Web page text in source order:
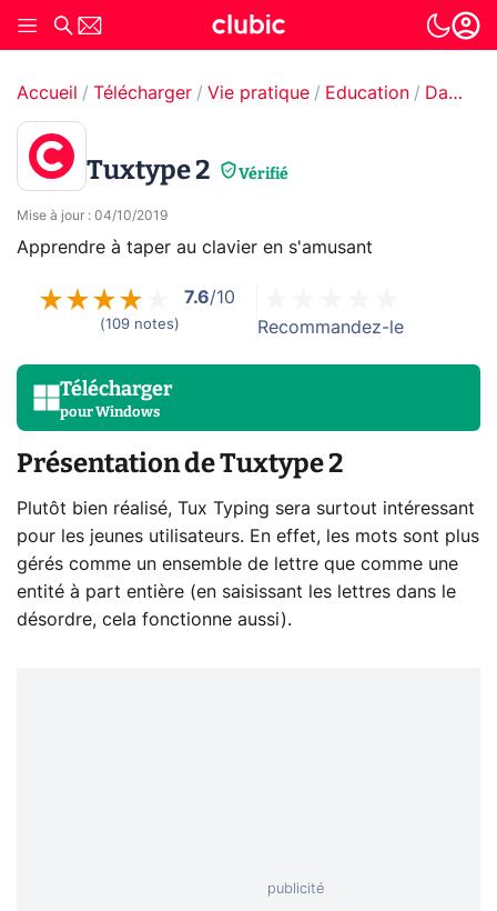
Accueil Télécharger Vie pratique Education Dactylographie
Tuxtype 2 Vérifié
Mise à jour : 04/10/2019
Apprendre à taper au clavier en s'amusant
7.6/10
(109 notes) Recommandez-le
Télécharger
pourWindows
Présentation de Tuxtype 2
Plutôt bien réalisé, Tux Typing sera surtout intéressant
pour les jeunes utilisateurs. En effet, les mots sont plus
gérés comme un ensemble de lettre que comme une
entité à part entière (en saisissant les lettres dans le
désordre, cela fonctionne aussi).